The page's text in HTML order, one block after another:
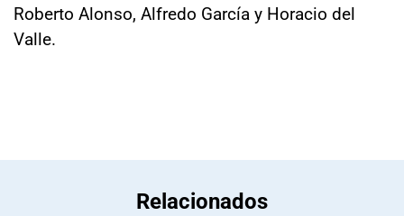
Roberto Alonso, Alfredo García y Horacio del
Valle.
Relacionados